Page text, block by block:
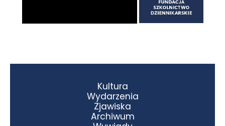
Kultura
Wydarzenia
Zjawiska
Archiwum